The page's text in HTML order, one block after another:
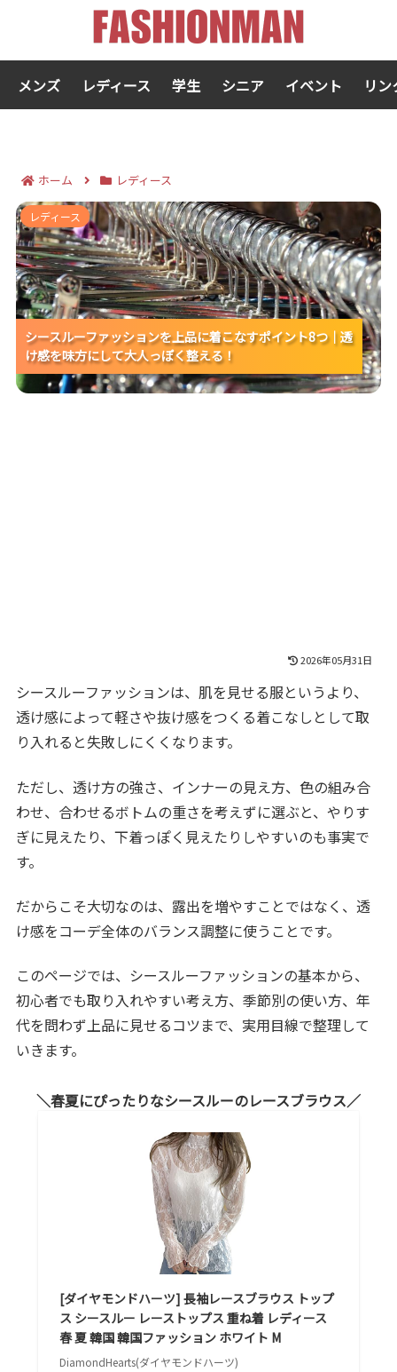
メンズ レディース 学生 シニア イベント リ
ホーム レディース
シースルーファッションを上品に着こなすポイント8つ
｜透け感を味方にして大人っぽく整える！
シースルーファッションを上品に着こなすポイント8つ｜透
け感を味方にして大人っぽく整える！
シースルーファッションを上品に着こなすポイント8つ｜透
け感を味方にして大人っぽく整える！
シースルーファッションを上品に着こなすポイント8つ｜透
け感を味方にして大人っぽく整える！
レディース
2026年05月31日
シースルーファッションは、肌を見せる服というより、
透け感によって軽さや抜け感をつくる着こなしとして取
り入れると失敗しにくくなります。
ただし、透け方の強さ、インナーの見え方、色の組み合
わせ、合わせるボトムの重さを考えずに選ぶと、やりす
ぎに見えたり、下着っぽく見えたりしやすいのも事実で
す。
だからこそ大切なのは、露出を増やすことではなく、透
け感をコーデ全体のバランス調整に使うことです。
このページでは、シースルーファッションの基本から、
初心者でも取り入れやすい考え方、季節別の使い方、年
代を問わず上品に見せるコツまで、実用目線で整理して
いきます。
春夏にぴったりなシースルーのレースブラウス
[ダイヤモンドハーツ] 長袖レースブラウス トップ
ス シースルー レーストップス 重ね着 レディース
春 夏 韓国 韓国ファッション ホワイト M
DiamondHearts(ダイヤモンドハーツ)